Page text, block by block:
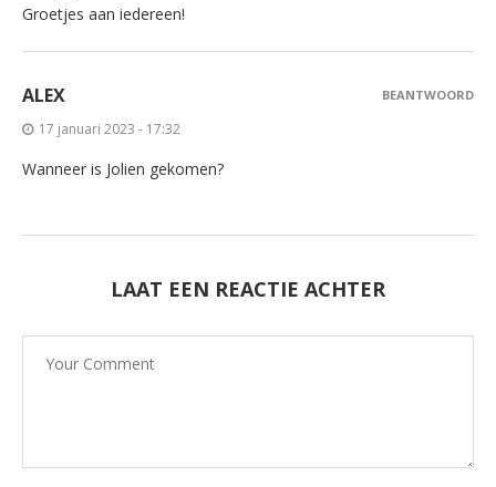
Groetjes aan iedereen!
ALEX
17 januari 2023 - 17:32
Wanneer is Jolien gekomen?
BEANTWOORD
LAAT EEN REACTIE ACHTER